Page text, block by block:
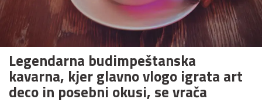
Legendarna budimpeštanska
kavarna, kjer glavno vlogo igrata art
deco in posebni okusi, se vrača